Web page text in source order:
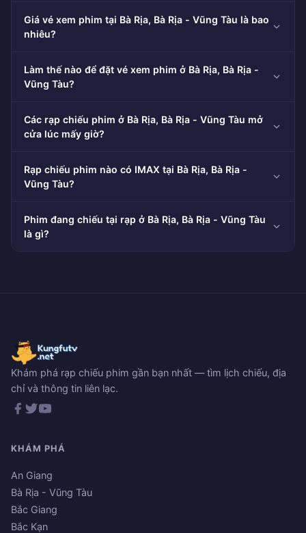
Giá vé xem phim tại Bà Rịa, Bà Rịa - Vũng Tàu là bao
nhiêu?
Làm thế nào để đặt vé xem phim ở Bà Rịa, Bà Rịa -
Vũng Tàu?
Các rạp chiếu phim ở Bà Rịa, Bà Rịa - Vũng Tàu mở
cửa lúc mấy giờ?
Rạp chiếu phim nào có IMAX tại Bà Rịa, Bà Rịa -
Vũng Tàu?
Phim đang chiếu tại rạp ở Bà Rịa, Bà Rịa - Vũng Tàu
là gì?
Khám phá rạp chiếu phim gần bạn nhất — tìm lịch chiếu, địa
chỉ và thông tin liên lạc.
KHÁM PHÁ
An Giang
Bà Rịa - Vũng Tàu
Bắc Giang
Bắc Kạn